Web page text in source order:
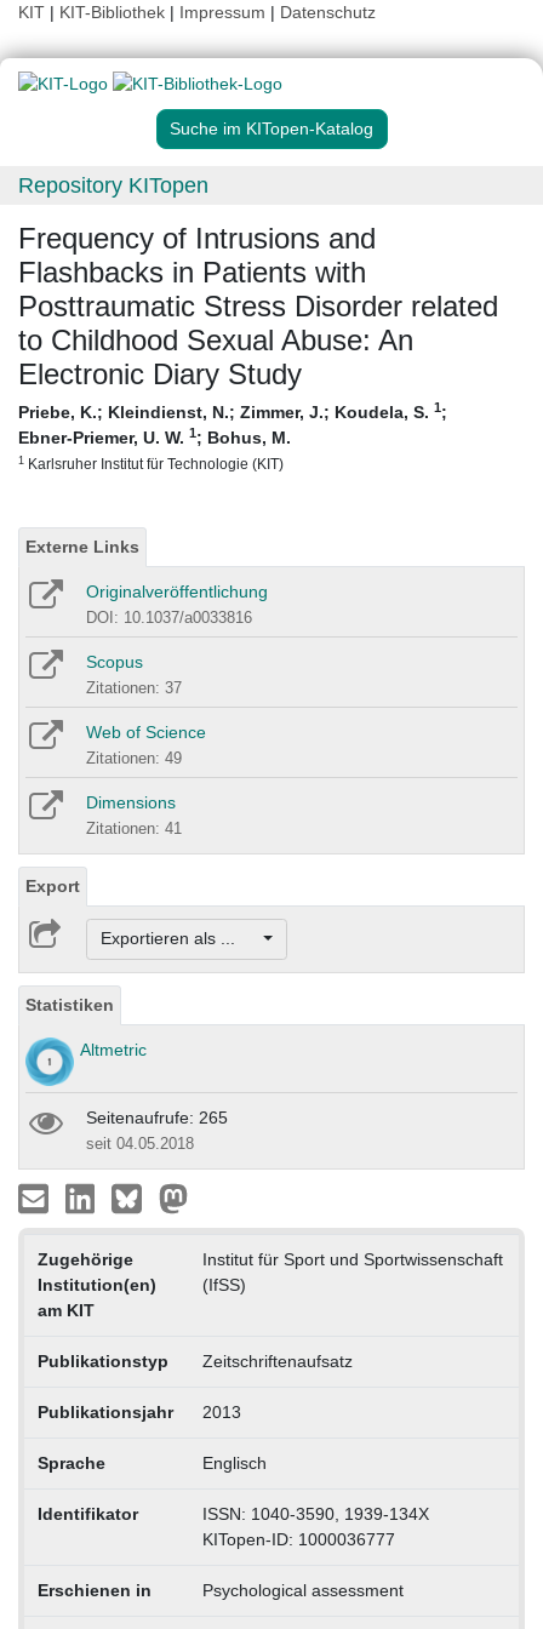
KIT | KIT-Bibliothek | Impressum | Datenschutz
Suche im KITopen-Katalog
Repository KITopen
Frequency of Intrusions and
Flashbacks in Patients with
Posttraumatic Stress Disorder related
to Childhood Sexual Abuse: An
Electronic Diary Study
Priebe, K.; Kleindienst, N.; Zimmer, J.; Koudela, S. 1;
Ebner-Priemer, U. W. 1; Bohus, M.
1 Karlsruher Institut für Technologie (KIT)
Externe Links
Originalveröffentlichung
DOI: 10.1037/a0033816
Scopus
Zitationen: 37
Web of Science
Zitationen: 49
Dimensions
Zitationen: 41
Export
Exportieren als ...
Statistiken
Altmetric
Seitenaufrufe: 265
seit 04.05.2018
Zugehörige
Institution(en)
am KIT
Institut für Sport und Sportwissenschaft
(IfSS)
Publikationstyp Zeitschriftenaufsatz
Publikationsjahr 2013
Sprache Englisch
Identifikator
ISSN: 1040-3590, 1939-134X
KITopen-ID: 1000036777
Erschienen in Psychological assessment